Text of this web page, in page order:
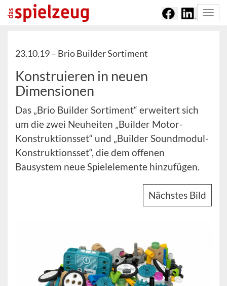
23.10.19 – Brio Builder Sortiment
Konstruieren in neuen
Dimensionen
Das „Brio Builder Sortiment“ erweitert sich
um die zwei Neuheiten „Builder Motor-
Konstruktionsset“ und „Builder Soundmodul-
Konstruktionsset“, die dem offenen
Bausystem neue Spielelemente hinzufügen.
Nächstes Bild